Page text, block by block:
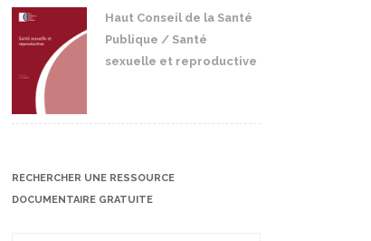
Haut Conseil de la Santé
Publique / Santé
sexuelle et reproductive
RECHERCHER UNE RESSOURCE
DOCUMENTAIRE GRATUITE